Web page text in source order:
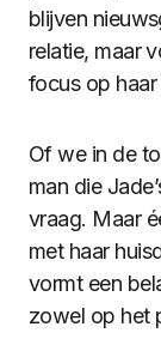
blijven
relatie, maar
focus op
Of we in de
man die
vraag. Maar
met haar
vormt een
zowel op het